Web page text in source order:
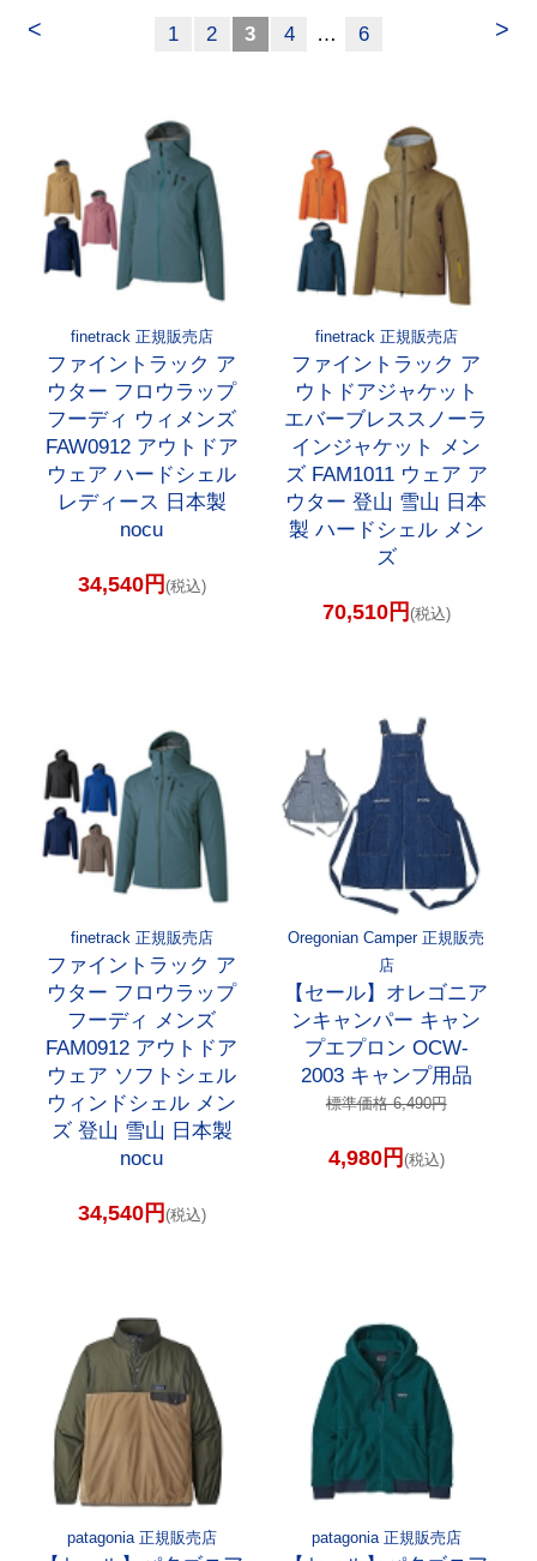
< >
1 2 3 4 … 6
finetrack 正規販売店
ファイントラック ア
ウター フロウラップ
フーディ ウィメンズ
FAW0912 アウトドア
ウェア ハードシェル
レディース 日本製
nocu
34,540円 (税込)
finetrack 正規販売店
ファイントラック ア
ウトドアジャケット
エバーブレススノーラ
インジャケット メン
ズ FAM1011 ウェア ア
ウター 登山 雪山 日本
製 ハードシェル メン
ズ
70,510円 (税込)
finetrack 正規販売店
ファイントラック ア
ウター フロウラップ
フーディ メンズ
FAM0912 アウトドア
ウェア ソフトシェル
ウィンドシェル メン
ズ 登山 雪山 日本製
nocu
34,540円 (税込)
Oregonian Camper 正規販売
店
【セール】オレゴニア
ンキャンパー キャン
プエプロン OCW-
2003 キャンプ用品
標準価格 6,490円
4,980円 (税込)
patagonia 正規販売店 patagonia 正規販売店